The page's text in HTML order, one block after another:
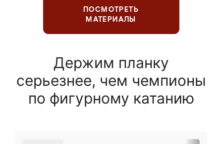
ПОСМОТРЕТЬ
МАТЕРИАЛЫ
Держим планку
серьезнее, чем чемпионы
по фигурному катанию